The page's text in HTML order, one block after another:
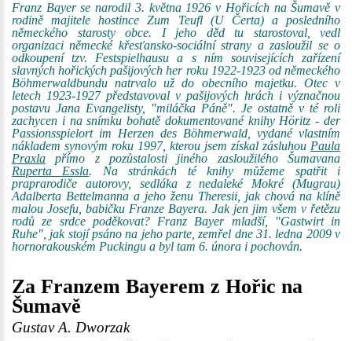
Franz Bayer se narodil 3. května 1926 v Hořicích na Šumavě v
rodině majitele hostince Zum Teufl (U Čerta) a posledního
německého starosty obce. I jeho děd tu starostoval, vedl
organizaci německé křesťansko-sociální strany a zasloužil se o
odkoupení tzv. Festspielhausu a s ním souvisejících zařízení
slavných hořických pašijových her roku 1922-1923 od německého
Böhmerwaldbundu natrvalo už do obecního majetku. Otec v
letech 1923-1927 představoval v pašijových hrách i význačnou
postavu Jana Evangelisty, "miláčka Páně". Je ostatně v té roli
zachycen i na snímku bohatě dokumentované knihy Höritz - der
Passionsspielort im Herzen des Böhmerwald, vydané vlastním
nákladem synovým roku 1997, kterou jsem získal zásluhou Paula
Praxla přímo z pozůstalosti jiného zasloužilého Šumavana
Ruperta Essla. Na stránkách té knihy můžeme spatřit i
praprarodiče autorovy, sedláka z nedaleké Mokré (Mugrau)
Adalberta Bettelmanna a jeho ženu Theresii, jak chová na klíně
malou Josefu, babičku Franze Bayera. Jak jen jim všem v řetězu
rodů ze srdce poděkovat? Franz Bayer mladší, "Gastwirt in
Ruhe", jak stojí psáno na jeho parte, zemřel dne 31. ledna 2009 v
hornorakouském Puckingu a byl tam 6. února i pochován.
Za Franzem Bayerem z Hořic na
Šumavě
Gustav A. Dworzak